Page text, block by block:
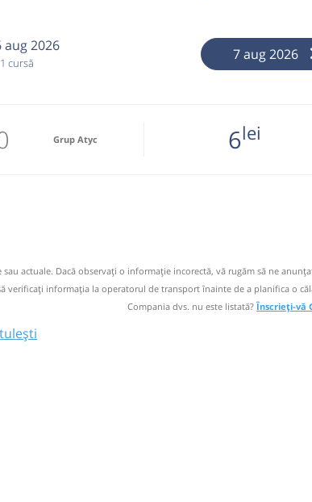
aug 2026
1 cursă 7 aug 2026
Grup Atyc 6lei
actuale. Dacă observați o informaţie incorectă, vă rugăm să ne
verificaţi informaţia la operatorul de transport înainte de a planifica o
Compania dvs. nu este listată?Înscrieți-vă